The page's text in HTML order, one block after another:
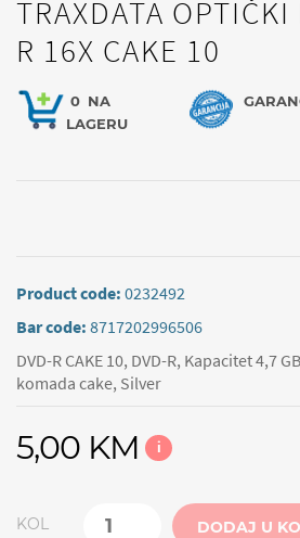
TRAXDATA
R 16X CAKE 10
0 NA
LAGERU
Product code: 0232492
Bar code: 8717202996506
DVD-R CAKE 10, DVD-R, Kapacitet 4,7
komada cake, Silver
5,00 KM i
KOL DODAJ U